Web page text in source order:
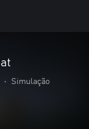
• Simulação